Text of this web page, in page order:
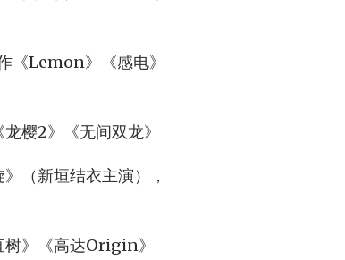
《Lemon》《感电》
樱2》《无间双龙》
（新垣结衣主演），
》《高达Origin》